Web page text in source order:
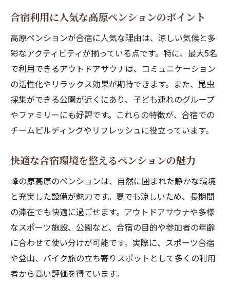
合宿利用に人気な高原ペンションのポイント
高原ペンションが合宿に人気な理由は、涼しい気候と多
彩なアクティビティが揃っている点です。特に、最大5名
で利用できるアウトドアサウナは、コミュニケーション
の活性化やリラックス効果が期待できます。また、昆虫
採集ができる公園が近くにあり、子ども連れのグループ
やファミリーにも好評です。これらの特徴が、合宿での
チームビルディングやリフレッシュに役立っています。
快適な合宿環境を整えるペンションの魅力
峰の原高原のペンションは、自然に囲まれた静かな環境
と充実した設備が魅力です。夏でも涼しいため、長期間
の滞在でも快適に過ごせます。アウトドアサウナや多様
なスポーツ施設、公園など、合宿の目的や参加者の年齢
に合わせて使い分けが可能です。実際に、スポーツ合宿
や登山、バイク旅の立ち寄りスポットとして多くの利用
者から高い評価を得ています。